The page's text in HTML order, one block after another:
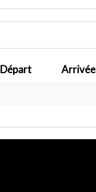
Départ Arrivée